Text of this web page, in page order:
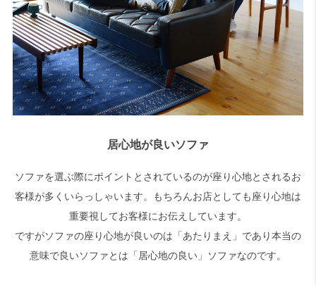
居心地が良いソファ
ソファを選ぶ際にポイントとされているのが座り心地とされるお
客様が多くいらっしゃいます。もちろんお店としても座り心地は
重要視してお客様にお伝えしています。
ですがソファの座り心地が良いのは「あたりまえ」であり本当の
意味で良いソファとは「居心地の良い」ソファなのです。